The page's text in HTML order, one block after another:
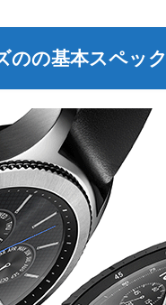
のの基本スペック